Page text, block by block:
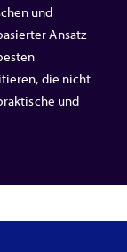
und
Ansatz
die nicht
und